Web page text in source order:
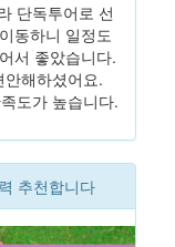
단독투어로 선
동하니 일정도
서 좋았습니다.
해하셨어요.
도가 높습니다.
추천합니다